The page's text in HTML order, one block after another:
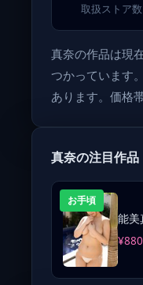
取扱ストア数
真奈の作品は現
つかっています
あります。価格
真奈の注目作品
お手頃
能美
¥880